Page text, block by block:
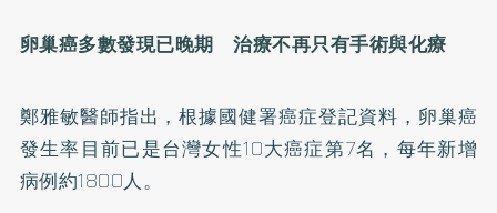
卵巢癌多數發現已晚期 治療不再只有手術與化療
鄭雅敏醫師指出，根據國健署癌症登記資料，卵巢癌
發生率目前已是台灣女性10大癌症第7名，每年新增
病例約1800人。